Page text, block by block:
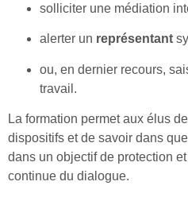
solliciter une médiation
alerter un représentant
ou, en dernier recours,
travail.
La formation permet aux élus
dispositifs et de savoir dans
dans un objectif de protection
continue du dialogue.